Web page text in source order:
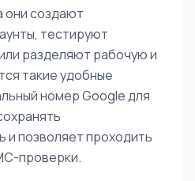
они создают
тестируют
разделяют рабочую и
такие удобные
номер Google для
и позволяет проходить
проверки.